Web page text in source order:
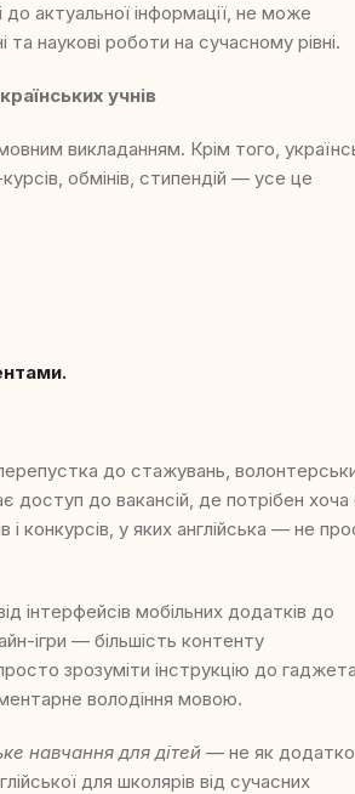
актуальної інформації, не може
наукові роботи на сучасному рівні.
учнів
викладанням. Крім того,
обмінів, стипендій — усе це
до стажувань,
доступ до вакансій, де потрібен хоча
і конкурсів, у яких англійська — не
інтерфейсів мобільних додатків до
ігри — більшість контенту
зрозуміти інструкцію до
володіння мовою.
навчання для дітей — не як
для школярів від сучасних